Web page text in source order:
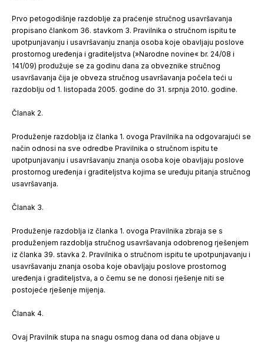
Prvo petogodišnje razdoblje za praćenje stručnog usavršavanja
propisano člankom 36. stavkom 3. Pravilnika o stručnom ispitu te
upotpunjavanju i usavršavanju znanja osoba koje obavljaju poslove
prostornog uređenja i graditeljstva (»Narodne novine« br. 24/08 i
141/09) produžuje se za godinu dana za obveznike stručnog
usavršavanja čija je obveza stručnog usavršavanja počela teći u
razdoblju od 1. listopada 2005. godine do 31. srpnja 2010. godine.
Članak 2.
Produženje razdoblja iz članka 1. ovoga Pravilnika na odgovarajući se
način odnosi na sve odredbe Pravilnika o stručnom ispitu te
upotpunjavanju i usavršavanju znanja osoba koje obavljaju poslove
prostornog uređenja i graditeljstva kojima se uređuju pitanja stručnog
usavršavanja.
Članak 3.
Produženje razdoblja iz članka 1. ovoga Pravilnika zbraja se s
produženjem razdoblja stručnog usavršavanja odobrenog rješenjem
iz članka 39. stavka 2. Pravilnika o stručnom ispitu te upotpunjavanju i
usavršavanju znanja osoba koje obavljaju poslove prostornog
uređenja i graditeljstva, a o čemu se ne donosi rješenje niti se
postojeće rješenje mijenja.
Članak 4.
Ovaj Pravilnik stupa na snagu osmog dana od dana objave u